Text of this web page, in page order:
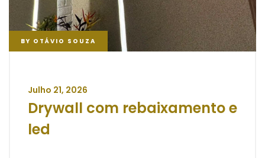
BY OTÁVIO SOUZA
Julho 21, 2026
Drywall com rebaixamento e
led